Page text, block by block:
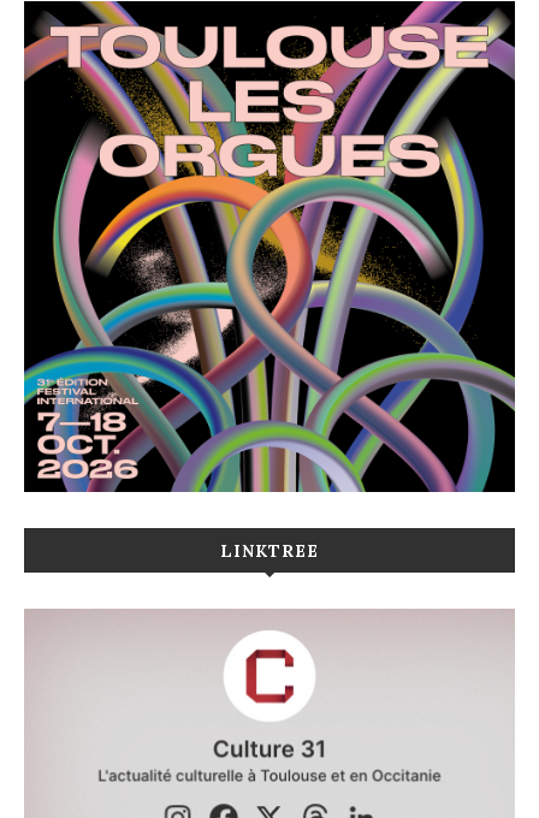
LINKTREE